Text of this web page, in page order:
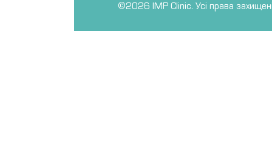
©2026 IMP Clinic. Усі права